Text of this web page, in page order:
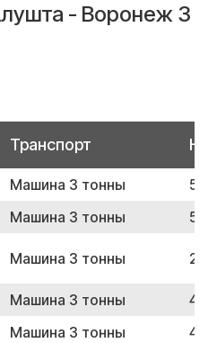
- Воронеж 3
Транспорт
Машина 3 тонны
Машина 3 тонны
Машина 3 тонны
Машина 3 тонны
Машина 3 тонны